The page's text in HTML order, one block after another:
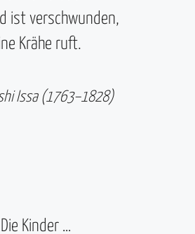
ist verschwunden,
Krähe ruft.
Issa (1763–1828)
Die Kinder …